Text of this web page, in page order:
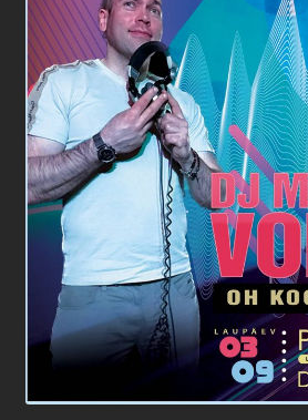
Kontakt
Magustoidud
Menüü
Müügitingimused
Ostukorv
Pitsad
Pood